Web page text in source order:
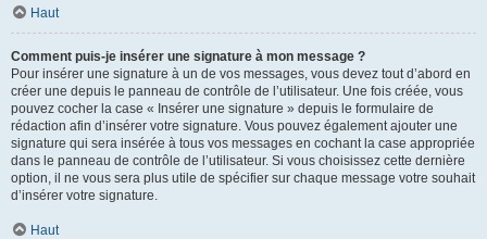
Haut
Comment puis-je insérer une signature à mon message ?
Pour insérer une signature à un de vos messages, vous devez tout d’abord en
créer une depuis le panneau de contrôle de l’utilisateur. Une fois créée, vous
pouvez cocher la case « Insérer une signature » depuis le formulaire de
rédaction afin d’insérer votre signature. Vous pouvez également ajouter une
signature qui sera insérée à tous vos messages en cochant la case appropriée
dans le panneau de contrôle de l’utilisateur. Si vous choisissez cette dernière
option, il ne vous sera plus utile de spécifier sur chaque message votre souhait
d’insérer votre signature.
Haut